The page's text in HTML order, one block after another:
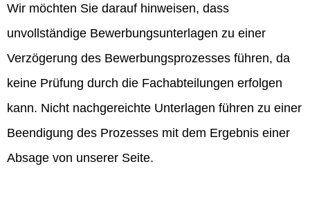
Wir möchten Sie darauf hinweisen, dass
unvollständige Bewerbungsunterlagen zu einer
Verzögerung des Bewerbungsprozesses führen, da
keine Prüfung durch die Fachabteilungen erfolgen
kann. Nicht nachgereichte Unterlagen führen zu einer
Beendigung des Prozesses mit dem Ergebnis einer
Absage von unserer Seite.